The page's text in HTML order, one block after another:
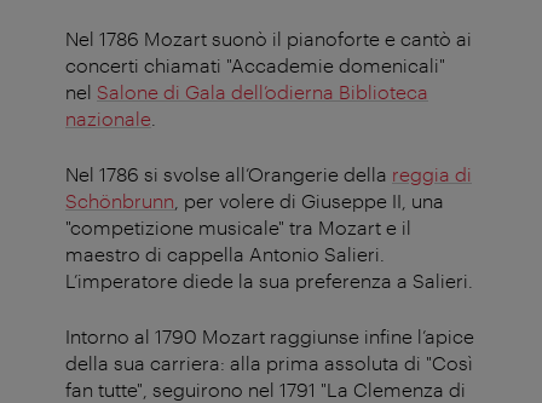
Nel 1786 Mozart suonò il pianoforte e cantò ai
concerti chiamati "Accademie domenicali"
nel Salone di Gala dell’odierna Biblioteca
nazionale
Nel 1786 si svolse all’Orangerie della reggia di
Schönbrunn , per volere di Giuseppe II, una
"competizione musicale" tra Mozart e il
maestro di cappella Antonio Salieri.
L’imperatore diede la sua preferenza a Salieri.
Intorno al 1790 Mozart raggiunse infine l’apice
della sua carriera: alla prima assoluta di "Così
fan tutte", seguirono nel 1791 "La Clemenza di